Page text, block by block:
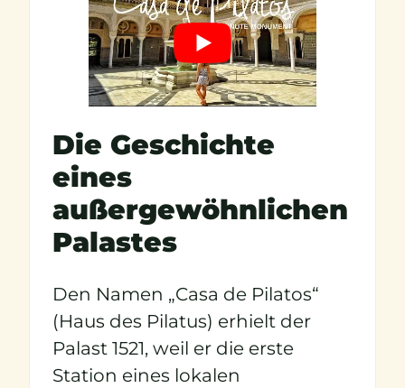
Die Geschichte
eines
außergewöhnlichen
Palastes
Den Namen „Casa de Pilatos“
(Haus des Pilatus) erhielt der
Palast 1521, weil er die erste
Station eines lokalen